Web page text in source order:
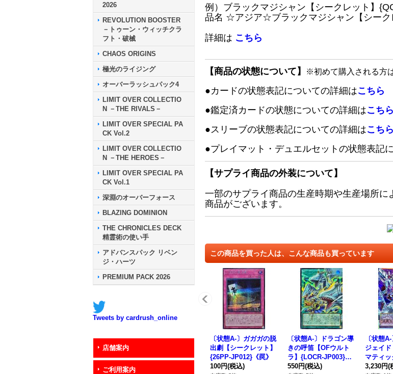
2026
REVOLUTION BOOSTER
－トゥーン・ウィッチクラ
フト・破械
CHAOS ORIGINS
極光のライジング
オーバーラッシュパック4
LIMIT OVER COLLECTIO
N －THE RIVALS－
LIMIT OVER SPECIAL PA
CK Vol.2
LIMIT OVER COLLECTIO
N －THE HEROES－
LIMIT OVER SPECIAL PA
CK Vol.1
深淵のオーバーフォース
BLAZING DOMINION
THE CHRONICLES DECK
精霊術の使い手
アドバンスパック リベン
ジ・ハーツ
PREMIUM PACK 2026
Tweets by cardrush_online
店舗案内
ご利用案内
例）ブラックマジシャン【シークレット】
品名 ☆アジア☆ブラックマジシャン【シーク
詳細は こちら
【商品の状態について】 ※初めて購入される方
●カードの状態表記についての詳細はこちら
●鑑定済カードの状態についての詳細はこちら
●スリーブの状態表記についての詳細はこちら
●プレイマット・デュエルセットの状態表記
【サプライ商品の外装について】
一部のサプライ商品の生産時期や生産場所
商品がございます。
この商品を買った人は、こんな商品も買っています
〔状態A-〕ガガガの脱
出劇【シークレット】
{26PP-JP012}《罠》
100円(税込)
〔状態A-〕ドラゴン導
きの呼笛【OFウルト
ラ】{LOCR-JP003}
《魔法》
550円(税込)
〔状態
ジェイ
マティ
ト】
3,230円(